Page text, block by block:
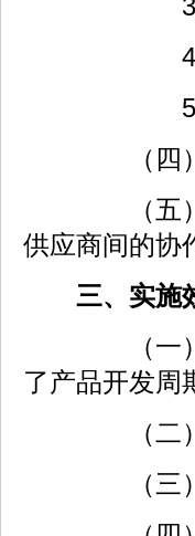
4.优化产
5.深入推
（四）加
（五）构
供应商间的协
三、实施
（一）提
了产品开发周
（二）经
（三）以